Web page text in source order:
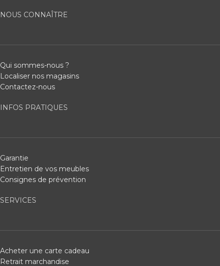
NOUS CONNAÎTRE
Qui sommes-nous ?
Localiser nos magasins
Contactez-nous
INFOS PRATIQUES
Garantie
Entretien de vos meubles
Consignes de prévention
SERVICES
Acheter une carte cadeau
Retrait marchandise